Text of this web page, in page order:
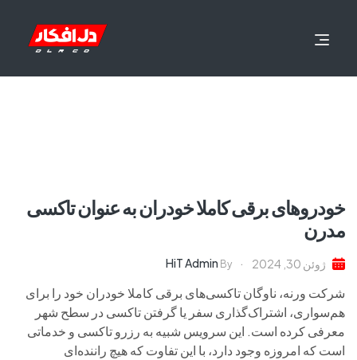
خودروهای برقی کاملا خودران به عنوان تاکسی
مدرن
ژوئن 30, 2024 By
HiT Admin
شرکت ورنه، ناوگان تاکسی‌های برقی کاملا خودران خود را برای
هم‌سواری، اشتراک‌گذاری سفر یا گرفتن تاکسی در سطح شهر
معرفی کرده است. این سرویس شبیه به رزرو تاکسی و خدماتی
است که امروزه وجود دارد، با این تفاوت که هیچ راننده‌ای